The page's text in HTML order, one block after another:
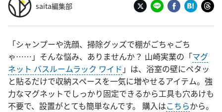
saita編集部
「シャンプーや洗顔、掃除グッズで棚がごちゃごち
ゃ……」そんな悩み、ありませんか？ 山崎実業の「マグ
ネット バスルームラック ワイド 」は、浴室の壁にペタッ
と貼るだけで収納スペースを一気に増やせるアイテム。強
力なマグネットでしっかり固定できるから工具も穴あけも
不要で、設置がとても簡単なんです。 購入はこちらから。